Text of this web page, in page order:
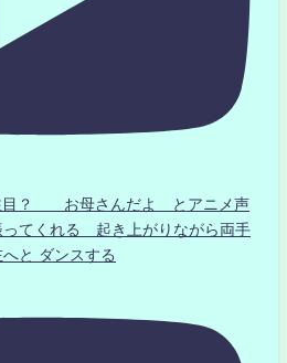
目？ お母さんだよ とアニメ声
ってくれる 起き上がりながら両手
と ダンスする